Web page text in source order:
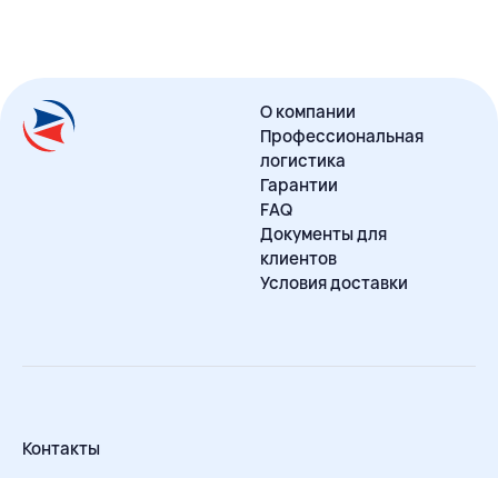
О компании
Профессиональная
логистика
Гарантии
FAQ
Документы для
клиентов
Условия доставки
Контакты